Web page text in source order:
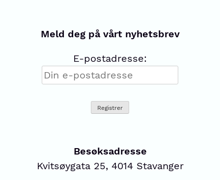
Meld deg på vårt nyhetsbrev
E-postadresse:
Besøksadresse
Kvitsøygata 25, 4014 Stavanger